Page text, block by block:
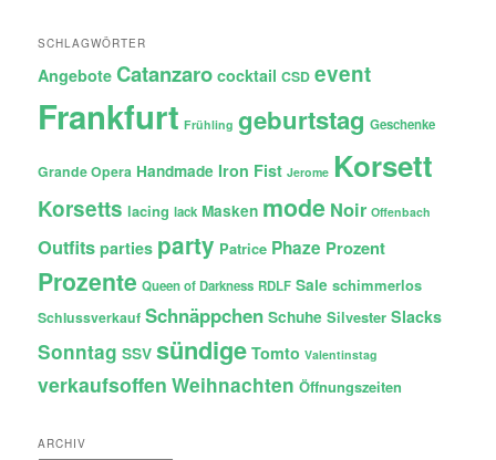
SCHLAGWÖRTER
Angebote Catanzaro cocktail CSD event
Frankfurt Frühling geburtstag Geschenke
Grande Opera Handmade Iron Fist Jerome Korsett
Korsetts lacing lack Masken mode Noir Offenbach
Outfits parties party Patrice Phaze Prozent
Prozente Queen of Darkness RDLF Sale schimmerlos
Schlussverkauf Schnäppchen Schuhe Silvester Slacks
Sonntag SSV sündige Tomto Valentinstag
verkaufsoffen Weihnachten Öffnungszeiten
ARCHIV